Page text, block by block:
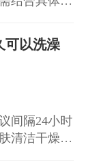
微脱屑无红
度运动，可
染：汗疱
菌感染则单
可以洗澡
间隔24小时
清洁干燥，